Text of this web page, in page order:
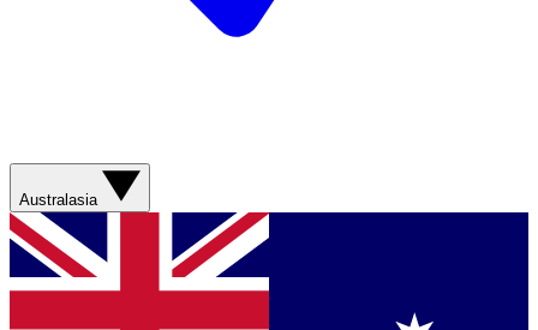
Australasia